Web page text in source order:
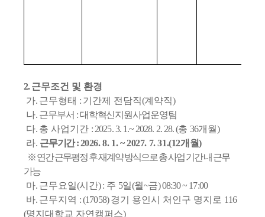
2.근무조건 및 환경
가. 근무형태 : 기간제 전담직(계약직)
나. 근무부서 :대학혁신지원사업운영팀
다. 총 사업기간 : 2025. 3. 1.~ 2028. 2. 28. (총36개월)
라. 근무기간:2026. 8. 1. ~ 2027. 7. 31.(12개월)
※연간 근무평정 후 재계약 방식으로 총 사업 기간 내 근무
가능
마. 근무요일(시간) : 주 5일(월~금) 08:30 ~ 17:00
바. 근무지역 : (17058)경기 용인시 처인구 명지로 116
(명지대학교 자연캠퍼스)